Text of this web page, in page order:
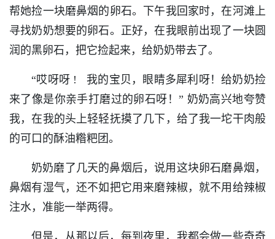
帮她捡一块磨鼻烟的卵石。下午我回家时，在河滩上
寻找奶奶想要的卵石。正好，在我眼前出现了一块圆
润的黑卵石，把它捡起来，给奶奶带去了。
“哎呀呀 ! 我的宝贝，眼睛多犀利呀！给奶奶捡
来了像是你亲手打磨过的卵石呀！” 奶奶高兴地夸赞
我，在我的头上轻轻抚摸了几下，给了我一坨干肉般
的可口的酥油糌粑团。
奶奶磨了几天的鼻烟后，说用这块卵石磨鼻烟，
鼻烟有湿气，还不如把它用来磨辣椒，就不用给辣椒
注水，准能一举两得。
但是，从那以后，每到夜里，我都会做一些奇奇